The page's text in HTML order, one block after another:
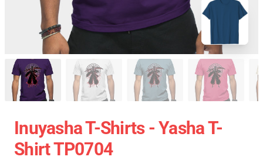
Inuyasha T-Shirts - Yasha T-
Shirt TP0704